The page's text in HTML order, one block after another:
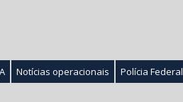
Notícias operacionais Polícia Federal